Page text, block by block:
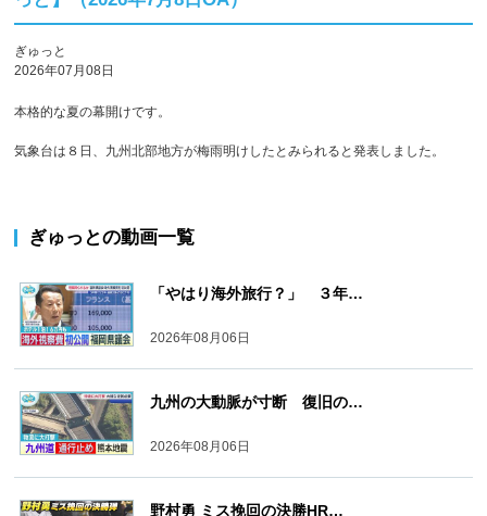
ぎゅっと
2026年07月08日
本格的な夏の幕開けです。
気象台は８日、九州北部地方が梅雨明けしたとみられると発表しました。
ぎゅっとの動画一覧
「やはり海外旅行？」 ３年…
2026年08月06日
九州の大動脈が寸断 復旧の…
2026年08月06日
野村勇 ミス挽回の決勝HR…